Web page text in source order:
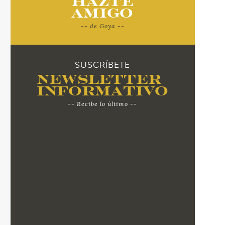
Amigo
-- de Goya --
SUSCRÍBETE
Newsletter
Informativo
-- Recibe lo último --